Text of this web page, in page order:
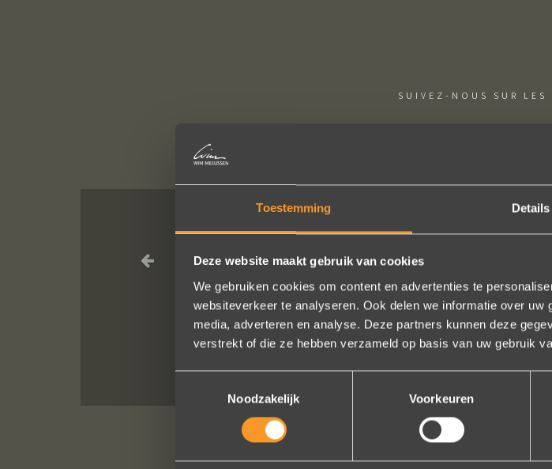
Toestemming Details
Deze website maakt gebruik van cookies
We gebruiken cookies om content en advertenties te
websiteverkeer te analyseren. Ook delen we informatie over
media, adverteren en analyse. Deze partners kunnen deze
verstrekt of die ze hebben verzameld op basis van uw gebruik
Noodzakelijk
Voorkeuren
SUIVEZ-NOUS SUR LES
Wat een prachtige sieraden! Na mn trouwring heb
Marijn
Bekijk al onze